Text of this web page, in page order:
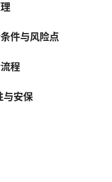
件与风险点
程
与安保